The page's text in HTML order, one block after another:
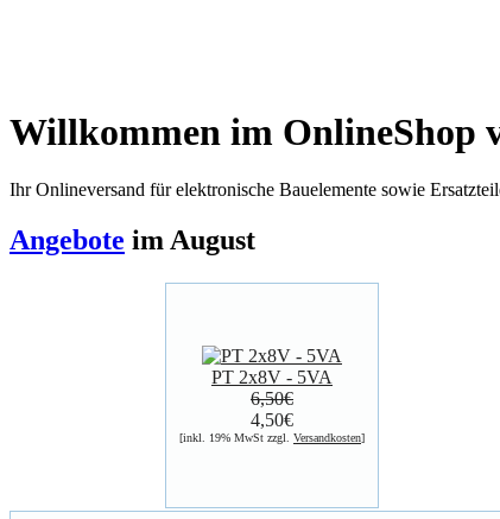
Willkommen im OnlineShop
Ihr Onlineversand für elektronische Bauelemente sowie
Angebote im August
PT 2x8V - 5VA
6,50€
4,50€
[inkl. 19% MwSt zzgl. Versandkosten]